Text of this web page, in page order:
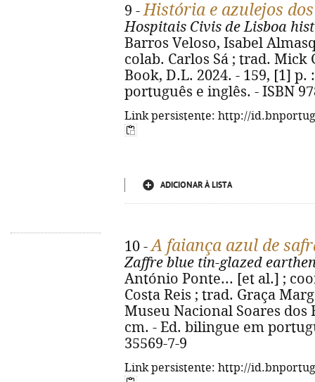
9 -História e azulejos
Hospitais Civis de Lisboa
Barros Veloso, Isabel
colab. Carlos Sá ; trad. Mick
Book, D.L. 2024. - 159, [1]
português e inglês. - ISBN
Link persistente: http://
ADICIONAR À LISTA
10 -A faiança azul de
Zaffre blue tin-glazed
António Ponte... [et al.] ;
Costa Reis ; trad. Graça
Museu Nacional Soares dos
cm. - Ed. bilingue em
35569-7-9
Link persistente: http://